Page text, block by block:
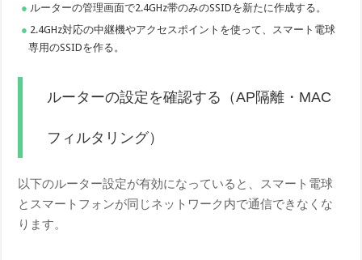
ルーターの管理画面で2.4GHz帯のみのSSIDを新たに作成する。
2.4GHz対応の中継機やアクセスポイントを使って、スマート電球
専用のSSIDを作る。
ルーターの設定を確認する（AP隔離・MAC
フィルタリング）
以下のルーター設定が有効になっていると、スマート電球
とスマートフォンが同じネットワーク内で通信できなくな
ります。